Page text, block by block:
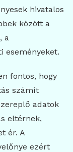
hivatalos
között a
a
eseményeket.
fontos, hogy
számít
adatok
eltérnek,
ér. A
ezért